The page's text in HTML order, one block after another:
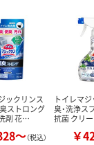
ックリンス
ストロング
剤 花…
～（税込）
トイレマ
臭・洗浄ス
抗菌 クリ
￥